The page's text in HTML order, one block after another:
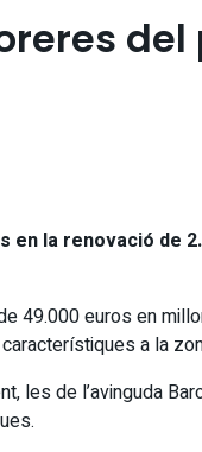
del
en la renovació de
49.000 euros en
a la
les de l’avinguda